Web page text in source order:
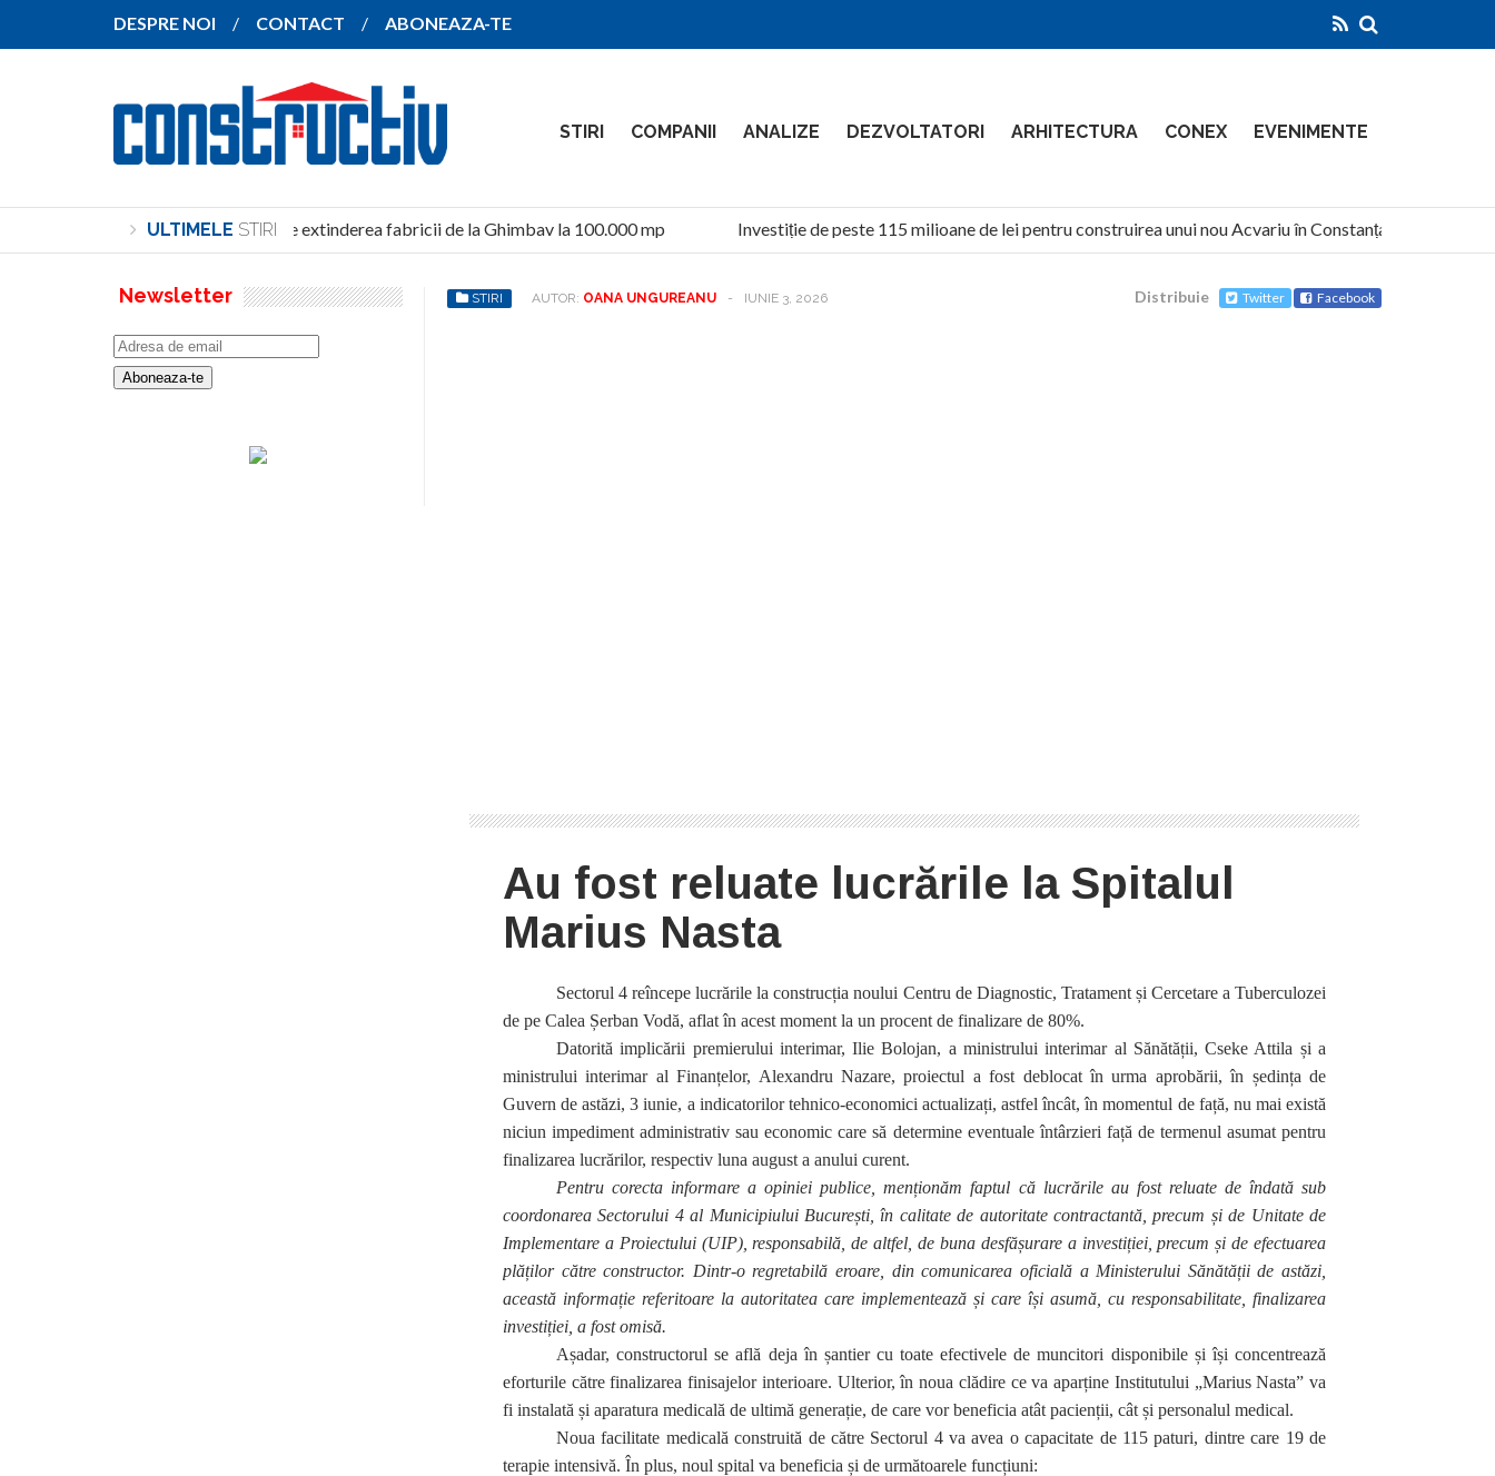
DESPRE NOI CONTACT ABONEAZA-TE
STIRI COMPANII ANALIZE DEZVOLTATORI ARHITECTURA CONEX EVENIMENTE
ULTIMELE STIRI
SANY pregătește extinderea fabricii de la Ghimbav la 100.000 mp Investiție de peste 115 milioane de lei pentru construirea unui nou Acvariu în Constanța
STIRI AUTOR: OANA UNGUREANU - IUNIE 3, 2026 Distribuie Twitter Facebook
Au fost reluate lucrările la Spitalul
Marius Nasta
Sectorul 4 reîncepe lucrările la construcția noului Centru de Diagnostic, Tratament și Cercetare a Tuberculozei
de pe Calea Șerban Vodă, aflat în acest moment la un procent de finalizare de 80%.
Datorită implicării premierului interimar, Ilie Bolojan, a ministrului interimar al Sănătății, Cseke Attila și a
ministrului interimar al Finanțelor, Alexandru Nazare, proiectul a fost deblocat în urma aprobării, în ședința de
Guvern de astăzi, 3 iunie, a indicatorilor tehnico-economici actualizați, astfel încât, în momentul de față, nu mai există
niciun impediment administrativ sau economic care să determine eventuale întârzieri față de termenul asumat pentru
finalizarea lucrărilor, respectiv luna august a anului curent.
Pentru corecta informare a opiniei publice, menționăm faptul că lucrările au fost reluate de îndată sub
coordonarea Sectorului 4 al Municipiului București, în calitate de autoritate contractantă, precum și de Unitate de
Implementare a Proiectului (UIP), responsabilă, de altfel, de buna desfășurare a investiției, precum și de efectuarea
plăților către constructor. Dintr-o regretabilă eroare, din comunicarea oficială a Ministerului Sănătății de astăzi,
această informație referitoare la autoritatea care implementează și care își asumă, cu responsabilitate, finalizarea
investiției, a fost omisă.
Așadar,constructorul se află deja în șantier cu toate efectivele de muncitori disponibile și își concentrează
eforturile către finalizarea finisajelor interioare. Ulterior, în noua clădire ce va aparține Institutului „Marius Nasta” va
fi instalată și aparatura medicală de ultimă generație, de care vor beneficia atât pacienții, cât și personalul medical.
Noua facilitate medicală construită de către Sectorul 4 va avea o capacitate de 115 paturi, dintre care 19 de
terapie intensivă. În plus, noul spital va beneficia și de următoarele funcțiuni:
Newsletter